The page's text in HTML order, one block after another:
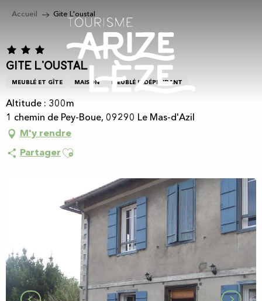
principal
Accueil Gite L'oustal
Gite L'oustal
MEUBLÉ ET GÎTE MAISON MEUBLÉ INDÉPENDANT
Altitude : 300m
1 chemin de Pey-Boue, 09290 Le Mas-d'Azil
M'y rendre
Partager Ajouter aux favoris